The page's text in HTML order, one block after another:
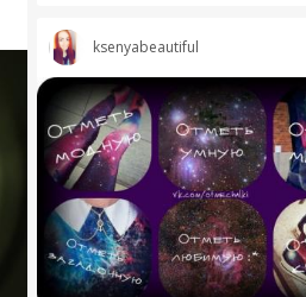
ksenyabeautiful